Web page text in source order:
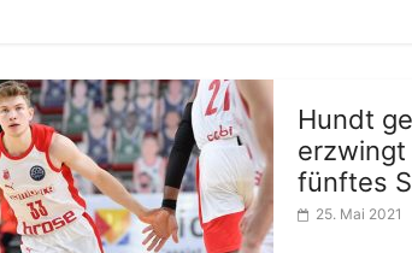
Hundt
erzwingt
fünftes
25. Mai 2021